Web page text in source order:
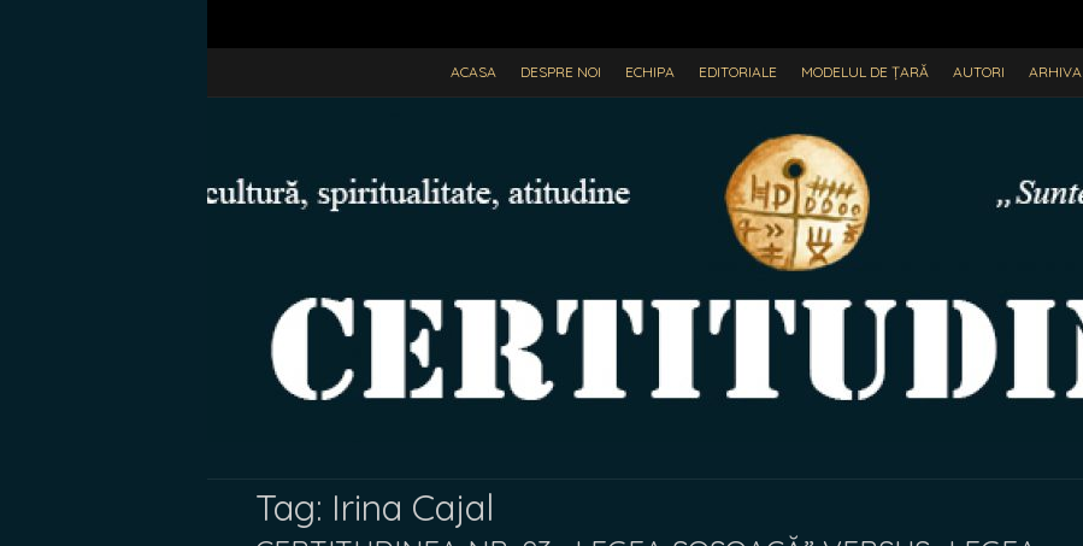
ACASA DESPRE NOI ECHIPA EDITORIALE MODELUL DE ȚARĂ AUTORI ARHIVA
Tag: Irina Cajal